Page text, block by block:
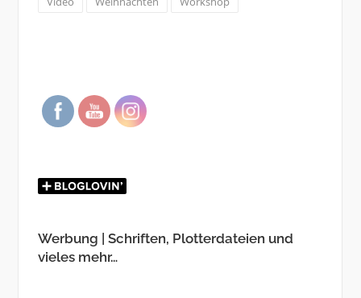
Werbung | Schriften, Plotterdateien und
vieles mehr…